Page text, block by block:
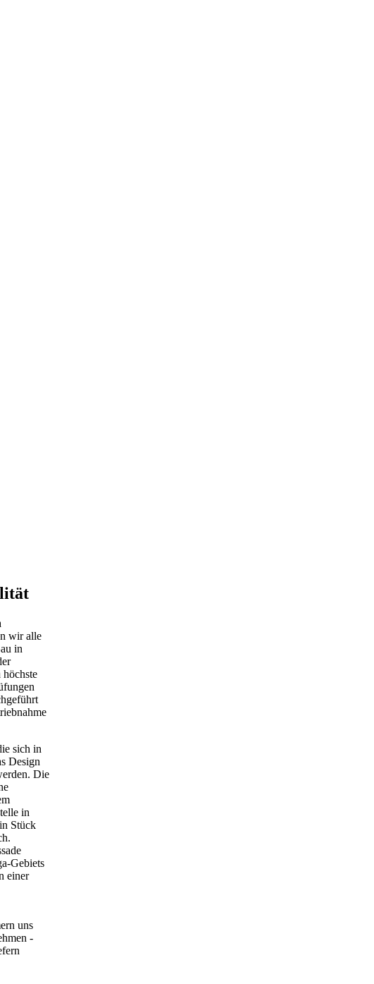
wir alle
in
sich in
Design
Die
in
Stück
Gebiets
einer
uns
-